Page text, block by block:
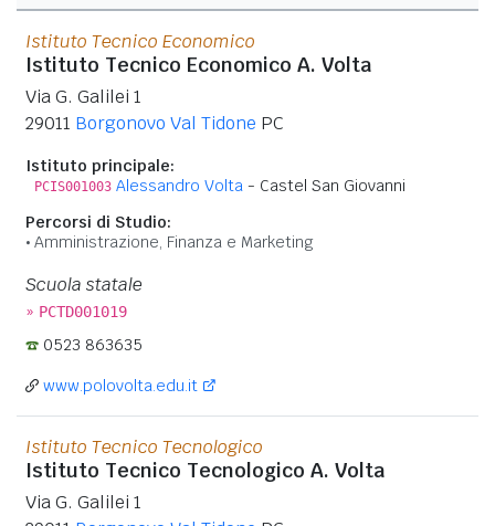
Istituto Tecnico Economico
Istituto Tecnico Economico A. Volta
Via G. Galilei 1
29011 Borgonovo Val Tidone PC
Istituto principale:
PCIS001003 Alessandro Volta - Castel San Giovanni
Percorsi di Studio:
Amministrazione, Finanza e Marketing
Scuola statale
» PCTD001019
0523 863635
www.polovolta.edu.it
Istituto Tecnico Tecnologico
Istituto Tecnico Tecnologico A. Volta
Via G. Galilei 1